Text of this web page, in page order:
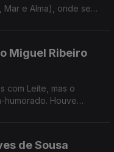
Mar e Alma), onde se
Miguel Ribeiro
com Leite, mas o
humorado. Houve
de Sousa